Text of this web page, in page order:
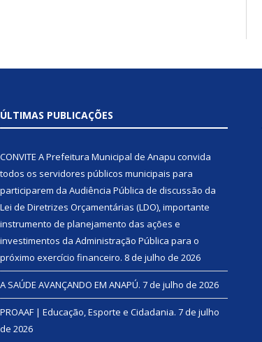
ÚLTIMAS PUBLICAÇÕES
CONVITE A Prefeitura Municipal de Anapu convida
todos os servidores públicos municipais para
participarem da Audiência Pública de discussão da
Lei de Diretrizes Orçamentárias (LDO), importante
instrumento de planejamento das ações e
investimentos da Administração Pública para o
próximo exercício financeiro. 8 de julho de 2026
A SAÚDE AVANÇANDO EM ANAPÚ. 7 de julho de 2026
PROAAF | Educação, Esporte e Cidadania. 7 de julho
de 2026